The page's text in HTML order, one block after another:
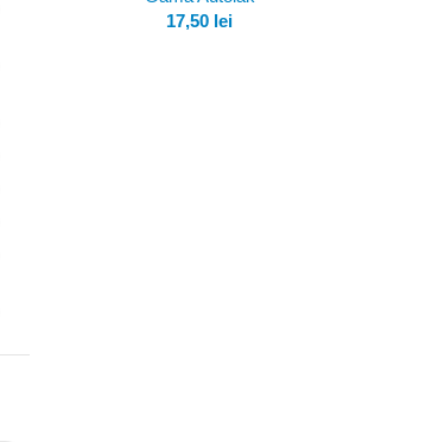
17,50 lei